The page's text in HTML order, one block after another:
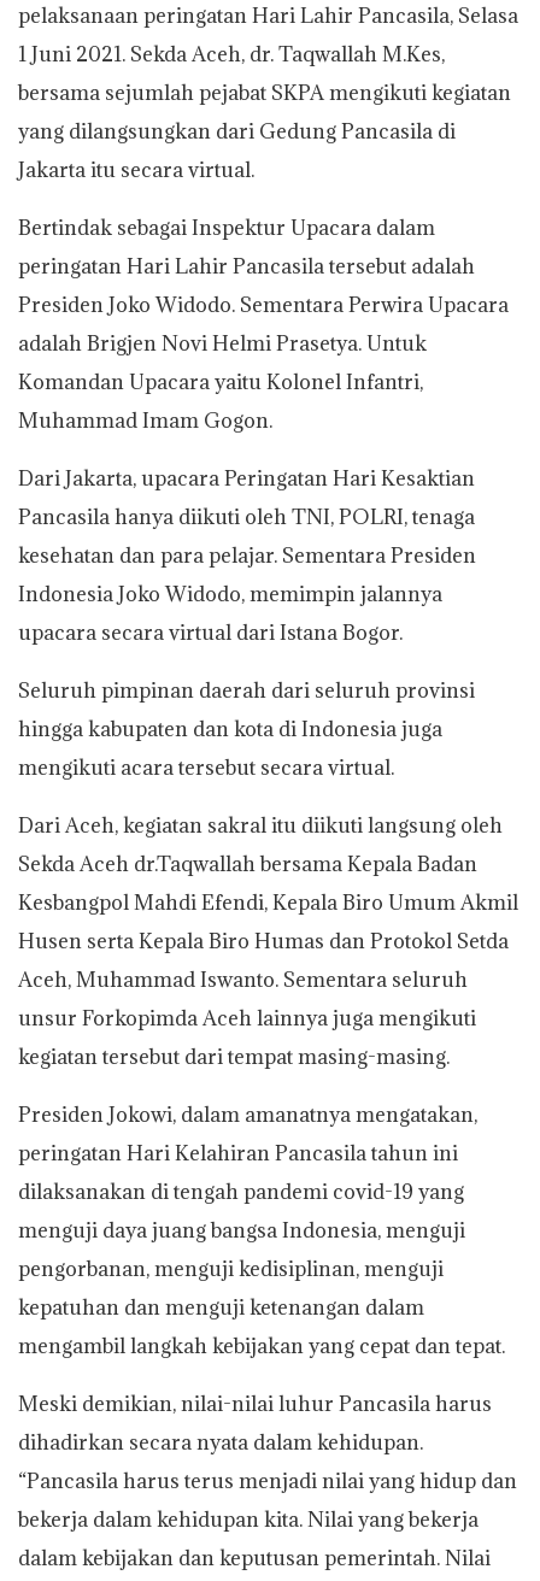
t
s
e
b
o
o
t
t
r
y
L
i
l
n
t
r
e
pelaksanaan peringatan Hari Lahir Pancasila, Selasa
1 Juni 2021. Sekda Aceh, dr. Taqwallah M.Kes,
bersama sejumlah pejabat SKPA mengikuti kegiatan
yang dilangsungkan dari Gedung Pancasila di
Jakarta itu secara virtual.
Bertindak sebagai Inspektur Upacara dalam
peringatan Hari Lahir Pancasila tersebut adalah
Presiden Joko Widodo. Sementara Perwira Upacara
adalah Brigjen Novi Helmi Prasetya. Untuk
Komandan Upacara yaitu Kolonel Infantri,
Muhammad Imam Gogon.
Dari Jakarta, upacara Peringatan Hari Kesaktian
Pancasila hanya diikuti oleh TNI, POLRI, tenaga
kesehatan dan para pelajar. Sementara Presiden
Indonesia Joko Widodo, memimpin jalannya
upacara secara virtual dari Istana Bogor.
Seluruh pimpinan daerah dari seluruh provinsi
hingga kabupaten dan kota di Indonesia juga
mengikuti acara tersebut secara virtual.
Dari Aceh, kegiatan sakral itu diikuti langsung oleh
Sekda Aceh dr.Taqwallah bersama Kepala Badan
Kesbangpol Mahdi Efendi, Kepala Biro Umum Akmil
Husen serta Kepala Biro Humas dan Protokol Setda
Aceh, Muhammad Iswanto. Sementara seluruh
unsur Forkopimda Aceh lainnya juga mengikuti
kegiatan tersebut dari tempat masing-masing.
Presiden Jokowi, dalam amanatnya mengatakan,
peringatan Hari Kelahiran Pancasila tahun ini
dilaksanakan di tengah pandemi covid-19 yang
menguji daya juang bangsa Indonesia, menguji
pengorbanan, menguji kedisiplinan, menguji
kepatuhan dan menguji ketenangan dalam
mengambil langkah kebijakan yang cepat dan tepat.
Meski demikian, nilai-nilai luhur Pancasila harus
dihadirkan secara nyata dalam kehidupan.
“Pancasila harus terus menjadi nilai yang hidup dan
bekerja dalam kehidupan kita. Nilai yang bekerja
dalam kebijakan dan keputusan pemerintah. Nilai